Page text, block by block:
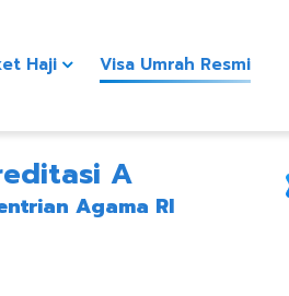
Haji Visa Umrah Resmi
A
Agama RI